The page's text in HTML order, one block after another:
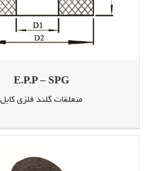
E.P.P – SPG
متعلقات گلند فلزی کابل